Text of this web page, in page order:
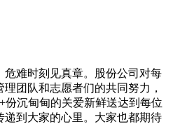
难时刻见真章。股份公司对每
团队和志愿者们的共同努力，
份沉甸甸的关爱新鲜送达到每位
递到大家的心里。大家也都期待